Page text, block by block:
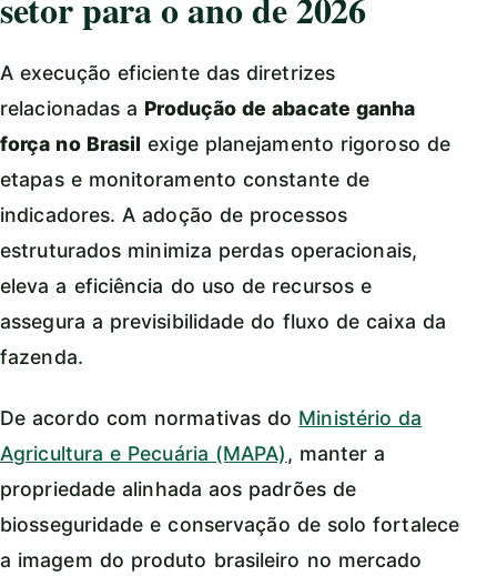
A execução eficiente das diretrizes
relacionadas a Produção de abacate ganha
força no Brasil exige planejamento rigoroso de
etapas e monitoramento constante de
indicadores. A adoção de processos
estruturados minimiza perdas operacionais,
eleva a eficiência do uso de recursos e
assegura a previsibilidade do fluxo de caixa da
fazenda.
De acordo com normativas do Ministério da
Agricultura e Pecuária (MAPA), manter a
propriedade alinhada aos padrões de
biosseguridade e conservação de solo fortalece
a imagem do produto brasileiro no mercado